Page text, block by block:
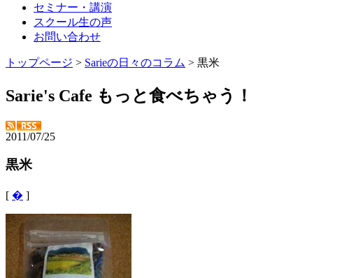
セミナー・講演
スクール生の声
お問い合わせ
トップページ > Sarieの日々のコラム > 黒米
Sarie's Cafe もっと食べちゃう！
2011/07/25
黒米
[ � ]